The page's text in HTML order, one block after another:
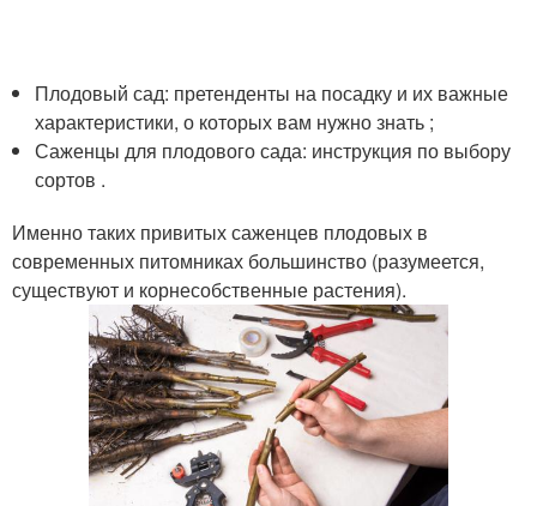
Плодовый сад: претенденты на посадку и их важные
характеристики, о которых вам нужно знать ;
Саженцы для плодового сада: инструкция по выбору
сортов .
Именно таких привитых саженцев плодовых в
современных питомниках большинство (разумеется,
существуют и корнесобственные растения).